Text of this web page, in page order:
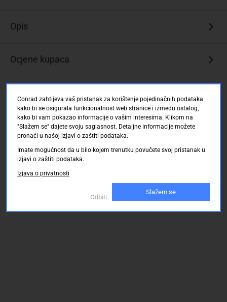
Opis
Ocjene kupaca
Conrad zahtijeva vaš pristanak za korištenje pojedinačnih podataka
kako bi se osigurala funkcionalnost web stranice i između ostalog,
kako bi vam pokazao informacije o vašim interesima. Klikom na
"Slažem se" dajete svoju saglasnost. Detaljne informacije možete
pronaći u našoj izjavi o zaštiti podataka.
Imate mogućnost da u bilo kojem trenutku povučete svoj pristanak u
izjavi o zaštiti podataka.
Izjava o privatnosti
Odbiti
Slažem se